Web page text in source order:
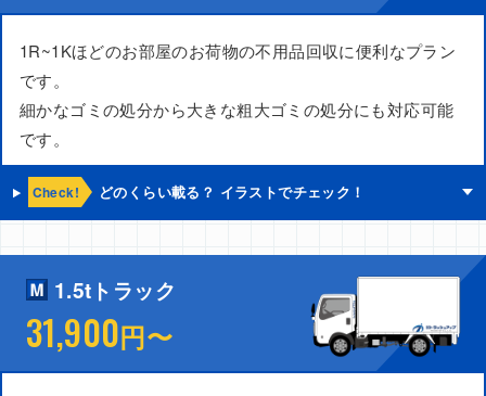
1R~1Kほどのお部屋のお荷物の不用品回収に便利なプラン
です。
細かなゴミの処分から大きな粗大ゴミの処分にも対応可能
です。
Check! どのくらい載る？ イラストでチェック！
1.5tトラック
31,900円〜